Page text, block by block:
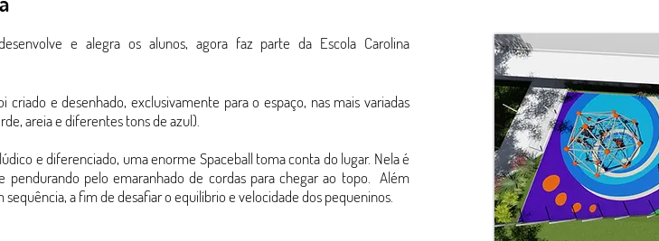
e alegra os alunos, agora faz parte da Escola Carolina
criado e desenhado, exclusivamente para o espaço, nas mais variadas
areia e diferentes tons de azul).
e diferenciado, uma enorme Spaceball toma conta do lugar. Nela é
pendurando pelo emaranhado de cordas para chegar ao topo. Além
a fim de desafiar o equilíbrio e velocidade dos pequeninos.